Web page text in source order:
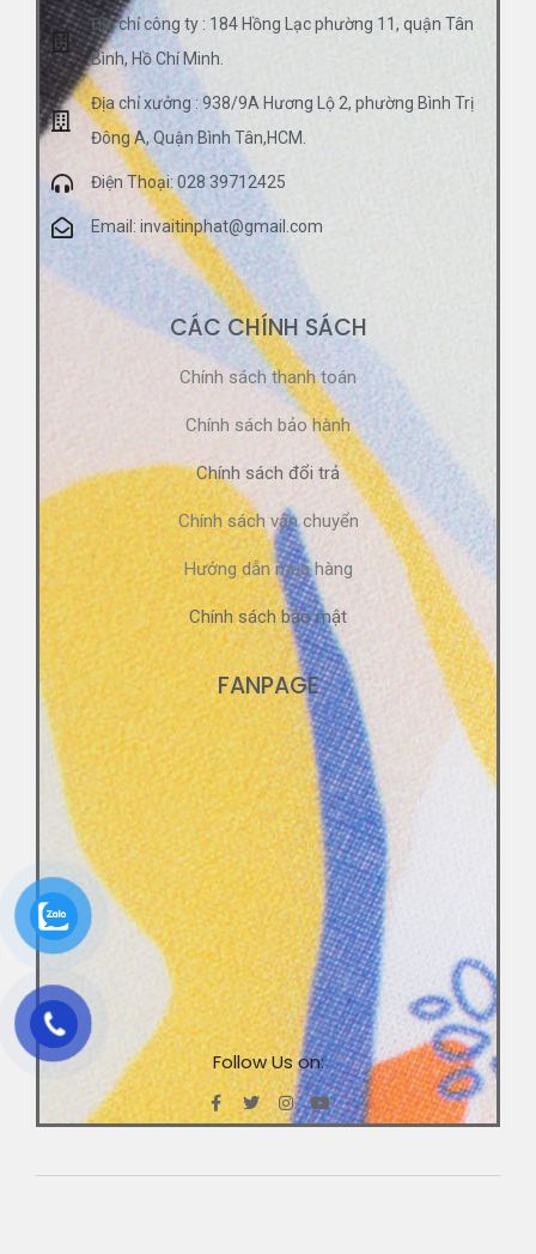
Địa chỉ công ty : 184 Hồng Lạc phường 11, quận Tân
Bình, Hồ Chí Minh.
Địa chỉ xưởng : 938/9A Hương Lộ 2, phường Bình Trị
Đông A, Quận Bình Tân,HCM.
Điện Thoại: 028 39712425
Email: invaitinphat@gmail.com
CÁC CHÍNH SÁCH
Chính sách thanh toán
Chính sách bảo hành
Chính sách đổi trả
Chính sách vận chuyển
Hướng dẫn mua hàng
Chính sách bảo mật
FANPAGE
Follow Us on: